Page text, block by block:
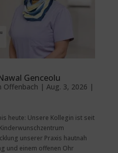
Genceolu
Offenbach | Aug. 3, 2026 |
heute: Unsere Kollegin ist seit
unserer Praxis hautnah
und einem offenen Ohr